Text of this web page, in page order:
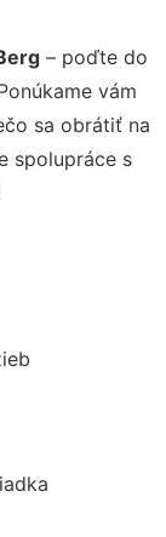
– poďte do
vám
sa obrátiť na
spolupráce s